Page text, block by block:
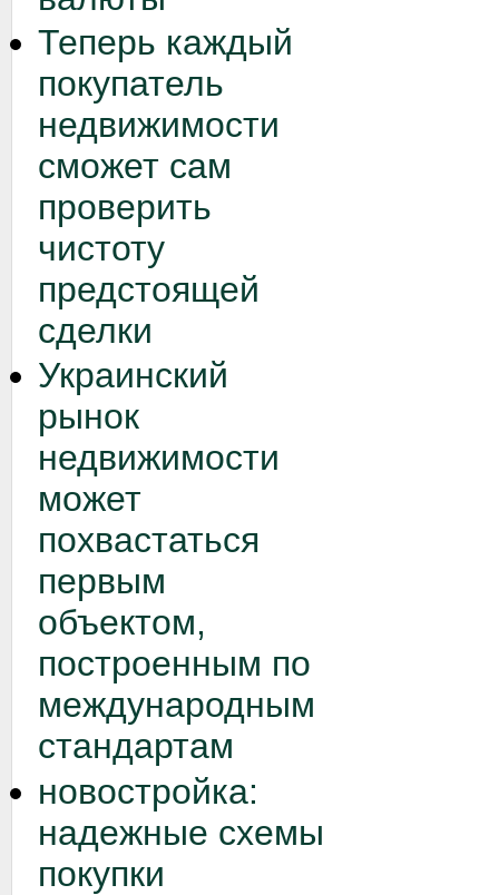
Теперь каждый
покупатель
недвижимости
сможет сам
проверить
чистоту
предстоящей
сделки
Украинский
рынок
недвижимости
может
похвастаться
первым
объектом,
построенным по
международным
стандартам
новостройка:
надежные схемы
покупки